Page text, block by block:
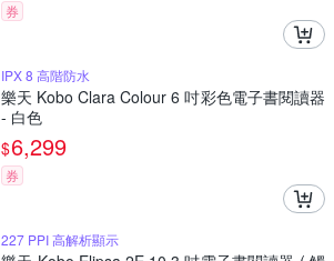
券
IPX 8 高階防水
樂天 Kobo Clara Colour 6 吋彩色電子書閱讀器
- 白色
$6,299
券
227 PPI 高解析顯示